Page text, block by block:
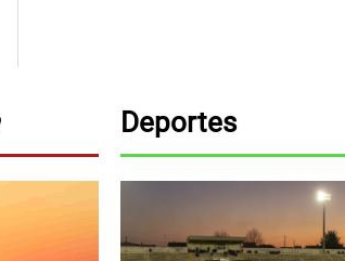
Deportes